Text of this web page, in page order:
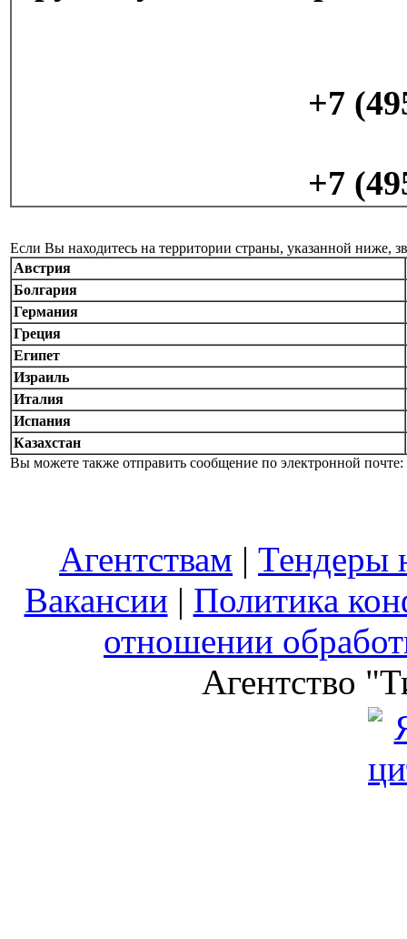
+7
+7
Если Вы находитесь на территории страны, указанной ниже,
Австрия
Болгария
Германия
Греция
Египет
Израиль
Италия
Испания
Казахстан
Вы можете также отправить сообщение по электронной почте:
Агентствам | Тендеры
Вакансии | Политика
отношении
Агентство